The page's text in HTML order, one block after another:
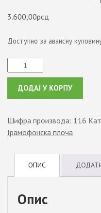
3.600,00рсд
Доступно за авансну
izvan
svemira
-
knjiga
-
ploča
количина
ДОДАЈ У КОРПУ
Шифра производа: 116
Грамофонска плоча
ОПИС
Опис